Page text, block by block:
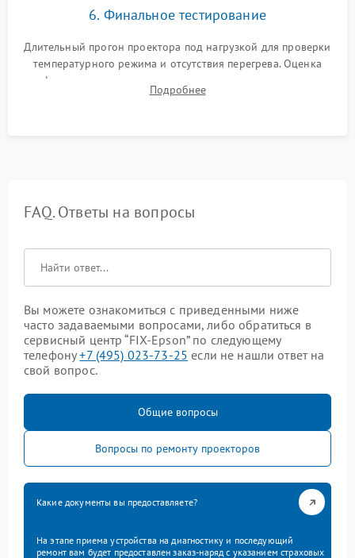
6. Финальное тестирование
Длительный прогон проектора под нагрузкой для проверки
температурного режима и отсутствия перегрева. Оценка
фокуса, контрастности и цветопередачи на тестовых
таблицах. Проверка работы всех видеовходов и кнопок
Подробнее
FAQ. Ответы на вопросы
Вы можете ознакомиться с приведенными ниже
часто задаваемыми вопросами, либо обратиться в
сервисный центр “FIX-Epson” по следующему
телефону+7 (495) 023-73-25 если не нашли ответ на
свой вопрос.
Общие вопросы
Вопросы по ремонту проекторов
Какие документы вы предоставляете?
На этапе приема устройства на диагностику и последующий
ремонт вам будет предоставлен заказ-наряд с указанием страховых